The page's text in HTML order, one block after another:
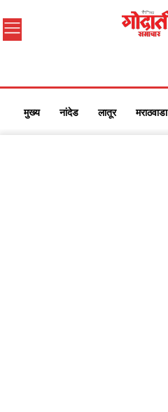
मुख्य नांदेड लातूर मराठवाडा